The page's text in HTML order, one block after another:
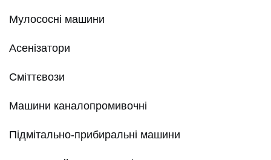
Мулососні машини
Асенізатори
Сміттєвози
Машини каналопромивочні
Підмітально-прибиральні машини